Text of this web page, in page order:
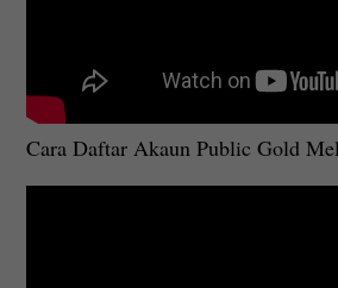
Cara Daftar Akaun Public Gold